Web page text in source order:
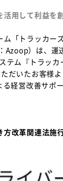
活用して利益を
ム「トラッカ
Azoop）は、
テム『トラッ
だいたお客様
経営改善サ
改革関連法施